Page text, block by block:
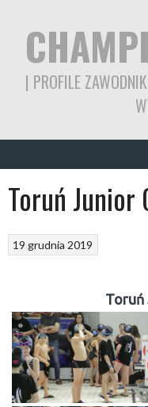
content
| PROFILE
Toruń Junior
19 grudnia 2019
Toruń